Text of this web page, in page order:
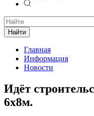
Найти
Главная
Информация
Новости
Идёт
6х8м.